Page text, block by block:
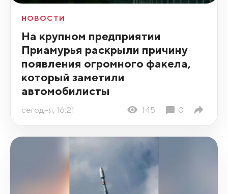
НОВОСТИ
На крупном предприятии
Приамурья раскрыли причину
появления огромного факела,
который заметили
автомобилисты
сегодня, 16:21 145 0